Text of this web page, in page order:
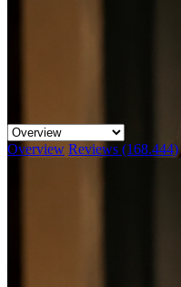
Overview Reviews (168.444)